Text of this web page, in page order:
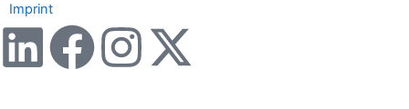
Imprint
L F I
X